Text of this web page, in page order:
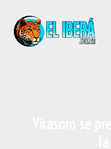
contenido